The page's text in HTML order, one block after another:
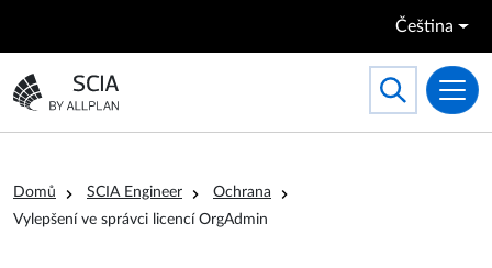
Čeština
Přejít na domovskou stránku
Toggle
Search
Drobečková navigace
Domů SCIA Engineer
Ochrana
Vylepšení ve správci licencí OrgAdmin